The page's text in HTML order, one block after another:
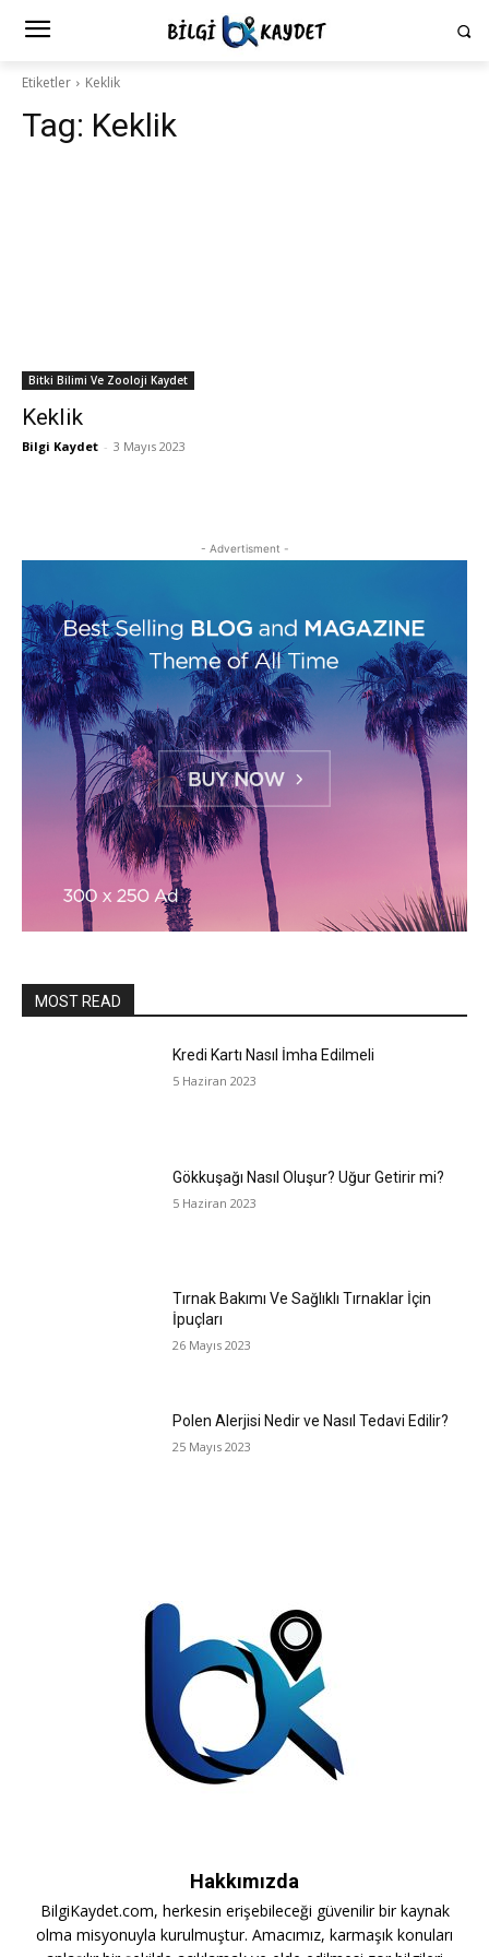
Etiketler Keklik
Tag: Keklik
Bitki Bilimi Ve Zooloji Kaydet
Keklik
Bilgi Kaydet - 3 Mayıs 2023
- Advertisment -
MOST READ
Kredi Kartı Nasıl İmha Edilmeli
5 Haziran 2023
Gökkuşağı Nasıl Oluşur? Uğur Getirir mi?
5 Haziran 2023
Tırnak Bakımı Ve Sağlıklı Tırnaklar İçin
İpuçları
26 Mayıs 2023
Polen Alerjisi Nedir ve Nasıl Tedavi Edilir?
25 Mayıs 2023
Hakkımızda
BilgiKaydet.com, herkesin erişebileceği güvenilir bir kaynak
olma misyonuyla kurulmuştur. Amacımız, karmaşık konuları